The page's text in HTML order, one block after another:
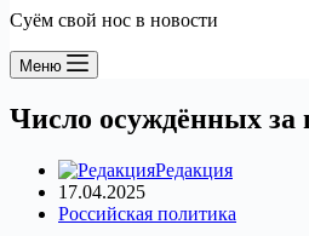
Суём свой нос в новости
Меню
Число осуждённых за
Редакция
17.04.2025
Российская политика